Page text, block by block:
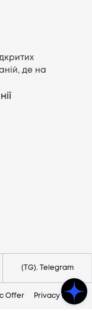
де на
(TG). Telegram
Offer Privacy Policy